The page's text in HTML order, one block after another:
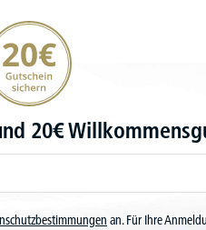
Gutschein sichern
20€
an. Für Ihre